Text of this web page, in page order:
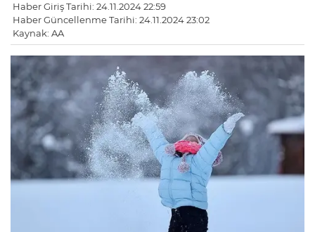
Haber Giriş Tarihi: 24.11.2024 22:59
Haber Güncellenme Tarihi: 24.11.2024 23:02
Kaynak: AA